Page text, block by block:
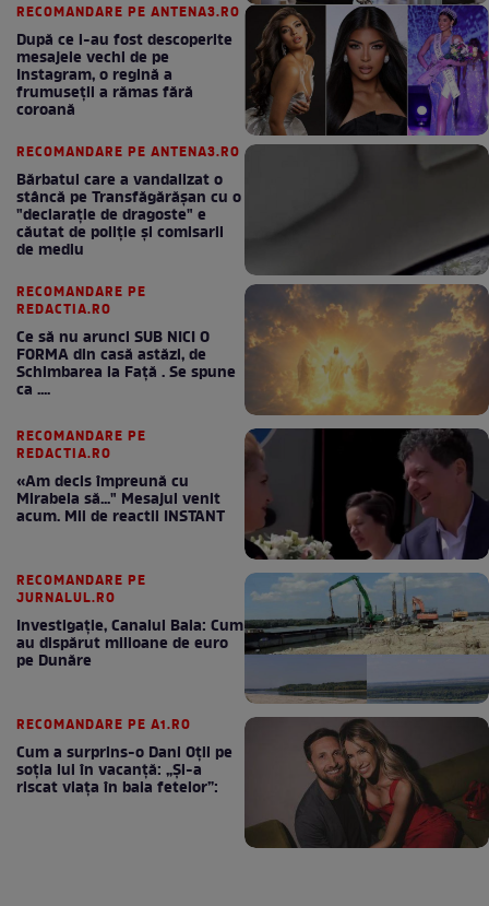
RECOMANDARE PE ANTENA3.RO
După ce i-au fost descoperite
mesajele vechi de pe
Instagram, o regină a
frumuseții a rămas fără
coroană
RECOMANDARE PE ANTENA3.RO
Bărbatul care a vandalizat o
stâncă pe Transfăgărășan cu o
"declaraţie de dragoste" e
căutat de poliție și comisarii
de mediu
RECOMANDARE PE
REDACTIA.RO
Ce să nu arunci SUB NICI O
FORMA din casă astăzi, de
Schimbarea la Față . Se spune
ca ....
RECOMANDARE PE
REDACTIA.RO
«Am decis împreună cu
Mirabela să..." Mesajul venit
acum. Mii de reactii INSTANT
RECOMANDARE PE
JURNALUL.RO
Investigație, Canalul Bala: Cum
au dispărut milioane de euro
pe Dunăre
RECOMANDARE PE A1.RO
Cum a surprins-o Dani Oțil pe
soția lui în vacanță: „Și-a
riscat viața în baia fetelor”: